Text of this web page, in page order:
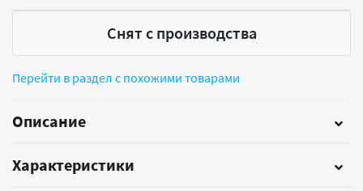
Снят с производства
Перейти в раздел с похожими товарами
Описание
Характеристики